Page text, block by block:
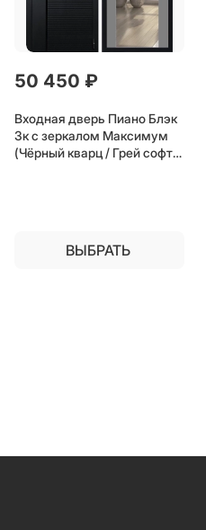
50 450 ₽
Входная дверь Пиано Блэк
3к с зеркалом Максимум
(Чёрный кварц / Грей софт)
ВЫБРАТЬ